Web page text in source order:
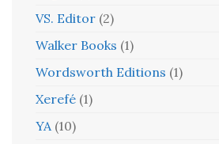
VS. Editor (2)
Walker Books (1)
Wordsworth Editions (1)
Xerefé (1)
YA (10)